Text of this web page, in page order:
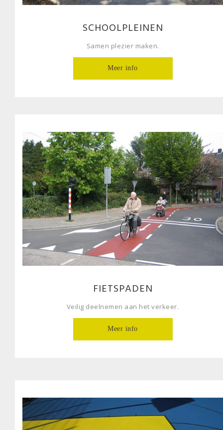
SCHOOLPLEINEN
Samen plezier maken.
Meer info
FIETSPADEN
Veilig deelnemen aan het verkeer.
Meer info